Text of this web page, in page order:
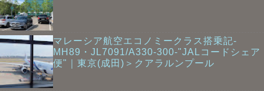
マレーシア航空エコノミークラス搭乗記-
MH89・JL7091/A330-300-"JALコードシェア
便"｜東京(成田)＞クアラルンプール